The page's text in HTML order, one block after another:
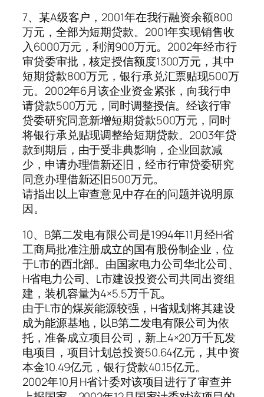
7、某A级客户，2001年在我行融资余额800
万元，全部为短期贷款。2001年实现销售收
入6000万元，利润900万元。2002年经市行
审贷委审批，核定授信额度1300万元，其中
短期贷款800万元，银行承兑汇票贴现500万
元。2002年6月该企业资金紧张，向我行申
请贷款500万元，同时调整授信。经该行审
贷委研究同意新增短期贷款500万元，同时
将银行承兑贴现调整给短期贷款。2003年贷
款到期后，由于受非典影响，企业回款减
少，申请办理借新还旧，经市行审贷委研究
同意办理借新还旧500万元。
请指出以上审查意见中存在的问题并说明原
因。
10、B第二发电有限公司是1994年11月经H省
工商局批准注册成立的国有股份制企业，位
于L市的西北部。由国家电力公司华北公司、
H省电力公司、L市建设投资公司共同出资组
建，装机容量为4×5.5万千瓦。
由于L市的煤炭能源较强，H省规划将其建设
成为能源基地，以B第二发电有限公司为依
托，准备成立项目公司，新上4×20万千瓦发
电项目，项目计划总投资50.64亿元，其中资
本金10.49亿元，银行贷款40.15亿元。
2002年10月H省计委对该项目进行了审查并